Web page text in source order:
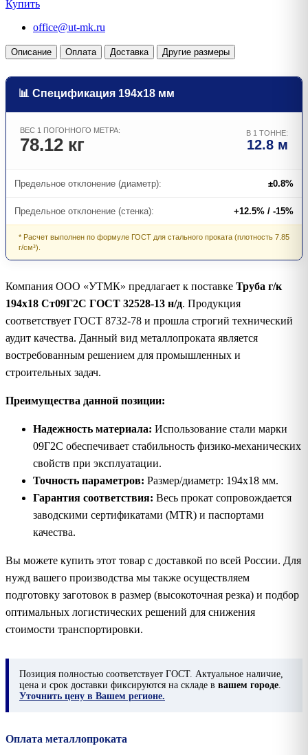
Купить
office@ut-mk.ru
Описание Оплата Доставка Другие размеры
📊 Спецификация 194х18 мм
ВЕС 1 ПОГОННОГО МЕТРА:
78.12 кг
В 1 ТОННЕ:
12.8 м
Предельное отклонение (диаметр): ±0.8%
Предельное отклонение (стенка): +12.5% / -15%
* Расчет выполнен по формуле ГОСТ для стального проката (плотность 7.85
г/см³).
Компания ООО «УТМК» предлагает к поставке Труба г/к
194х18 Ст09Г2С ГОСТ 32528-13 н/д. Продукция
соответствует ГОСТ 8732-78 и прошла строгий технический
аудит качества. Данный вид металлопроката является
востребованным решением для промышленных и
строительных задач.
Преимущества данной позиции:
Надежность материала: Использование стали марки
09Г2С обеспечивает стабильность физико-механических
свойств при эксплуатации.
Точность параметров: Размер/диаметр: 194х18 мм.
Гарантия соответствия: Весь прокат сопровождается
заводскими сертификатами (MTR) и паспортами
качества.
Вы можете купить этот товар с доставкой по всей России. Для
нужд вашего производства мы также осуществляем
подготовку заготовок в размер (высокоточная резка) и подбор
оптимальных логистических решений для снижения
стоимости транспортировки.
Позиция полностью соответствует ГОСТ. Актуальное наличие,
цена и срок доставки фиксируются на складе в вашем городе
Уточнить цену в Вашем регионе.
Оплата металлопроката